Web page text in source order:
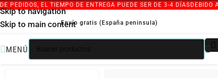
Skip to navigation
Skip to main content
PEDIDOS, EL TIEMPO DE ENTREGA PUEDE SER DE 3-4 DÍASDEBIDO
Envío gratis (España peninsula)
MENÚ
INICIO SILLONES INDIVIDUALES